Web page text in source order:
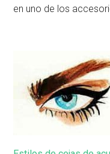
en uno de los